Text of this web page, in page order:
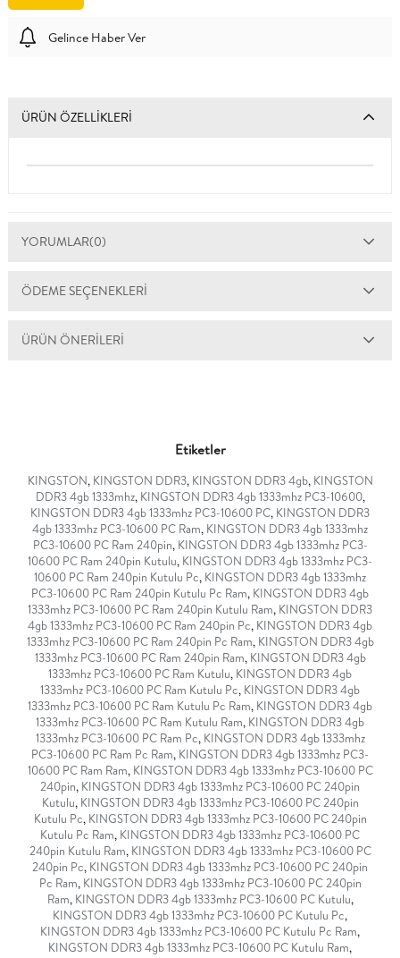
Gelince Haber Ver
ÜRÜN ÖZELLIKLERI
YORUMLAR(0)
ÖDEME SEÇENEKLERI
ÜRÜN ÖNERILERI
Etiketler
KINGSTON, KINGSTON DDR3, KINGSTON DDR3 4gb, KINGSTON
DDR3 4gb 1333mhz, KINGSTON DDR3 4gb 1333mhz PC3-10600,
KINGSTON DDR3 4gb 1333mhz PC3-10600 PC, KINGSTON DDR3
4gb 1333mhz PC3-10600 PC Ram, KINGSTON DDR3 4gb 1333mhz
PC3-10600 PC Ram 240pin, KINGSTON DDR3 4gb 1333mhz PC3-
10600 PC Ram 240pin Kutulu, KINGSTON DDR3 4gb 1333mhz PC3-
10600 PC Ram 240pin Kutulu Pc, KINGSTON DDR3 4gb 1333mhz
PC3-10600 PC Ram 240pin Kutulu Pc Ram, KINGSTON DDR3 4gb
1333mhz PC3-10600 PC Ram 240pin Kutulu Ram, KINGSTON DDR3
4gb 1333mhz PC3-10600 PC Ram 240pin Pc, KINGSTON DDR3 4gb
1333mhz PC3-10600 PC Ram 240pin Pc Ram, KINGSTON DDR3 4gb
1333mhz PC3-10600 PC Ram 240pin Ram, KINGSTON DDR3 4gb
1333mhz PC3-10600 PC Ram Kutulu, KINGSTON DDR3 4gb
1333mhz PC3-10600 PC Ram Kutulu Pc, KINGSTON DDR3 4gb
1333mhz PC3-10600 PC Ram Kutulu Pc Ram, KINGSTON DDR3 4gb
1333mhz PC3-10600 PC Ram Kutulu Ram, KINGSTON DDR3 4gb
1333mhz PC3-10600 PC Ram Pc, KINGSTON DDR3 4gb 1333mhz
PC3-10600 PC Ram Pc Ram, KINGSTON DDR3 4gb 1333mhz PC3-
10600 PC Ram Ram, KINGSTON DDR3 4gb 1333mhz PC3-10600 PC
240pin, KINGSTON DDR3 4gb 1333mhz PC3-10600 PC 240pin
Kutulu, KINGSTON DDR3 4gb 1333mhz PC3-10600 PC 240pin
Kutulu Pc, KINGSTON DDR3 4gb 1333mhz PC3-10600 PC 240pin
Kutulu Pc Ram, KINGSTON DDR3 4gb 1333mhz PC3-10600 PC
240pin Kutulu Ram, KINGSTON DDR3 4gb 1333mhz PC3-10600 PC
240pin Pc, KINGSTON DDR3 4gb 1333mhz PC3-10600 PC 240pin
Pc Ram, KINGSTON DDR3 4gb 1333mhz PC3-10600 PC 240pin
Ram, KINGSTON DDR3 4gb 1333mhz PC3-10600 PC Kutulu,
KINGSTON DDR3 4gb 1333mhz PC3-10600 PC Kutulu Pc,
KINGSTON DDR3 4gb 1333mhz PC3-10600 PC Kutulu Pc Ram,
KINGSTON DDR3 4gb 1333mhz PC3-10600 PC Kutulu Ram,